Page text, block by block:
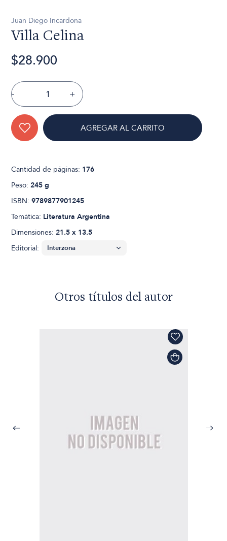
Juan Diego Incardona
Villa Celina
$28.900
- +
AGREGAR AL CARRITO
Cantidad de páginas: 176
Peso:245 g
ISBN:9789877901245
Temática: Literatura Argentina
Dimensiones:21.5 x 13.5
Editorial:
Otros títulos del autor